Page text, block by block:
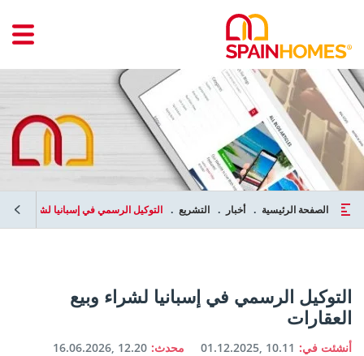
الصفحة الرئيسية أخبار التشريع التوكيل الرسمي في إسبانيا لشراء وبيع
التوكيل الرسمي في إسبانيا لشراء وبيع
العقارات
أنشئت في: 01.12.2025, 10.11 محدث: 16.06.2026, 12.20